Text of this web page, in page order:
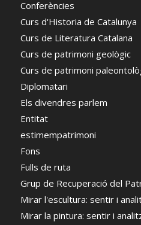
Conferències
Curs d'Historia de Catalunya
Curs de Literatura Catalana
Curs de patrimoni geològic
Curs de patrimoni
Diplomatari
Els divendres parlem
Entitat
estimempatrimoni
Fons
Fulls de ruta
Grup de Recuperació del
Mirar l'escultura: sentir i
Mirar la pintura: sentir i